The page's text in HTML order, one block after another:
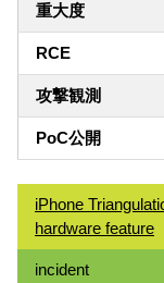
重大度
RCE
攻撃観測
PoC公開
iPhone
hardware feature
incident